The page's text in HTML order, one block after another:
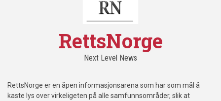
RettsNorge
Next Level News
RettsNorge er en åpen informasjonsarena som har som mål å
kaste lys over virkeligeten på alle samfunnsområder, slik at